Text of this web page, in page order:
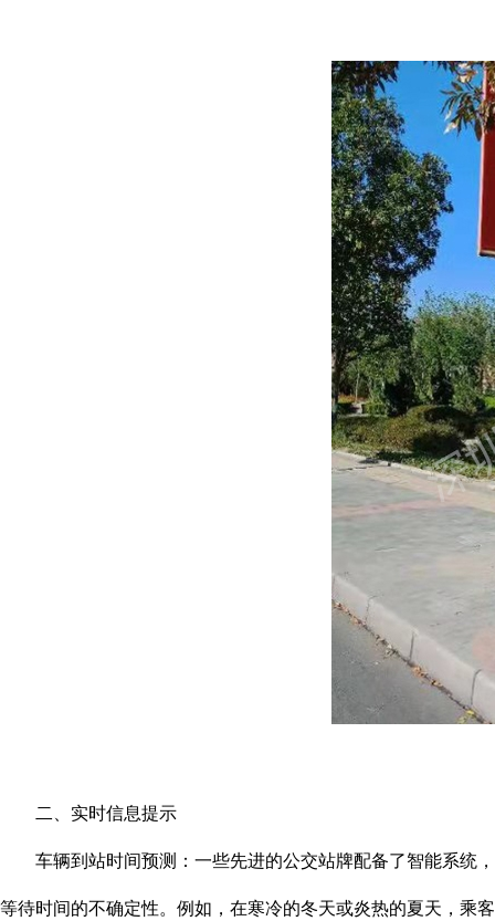
二、实时信息提示
车辆到站时间预测：一些先进的公交站牌配备了智能系统，
等待时间的不确定性。例如，在寒冷的冬天或炎热的夏天，乘